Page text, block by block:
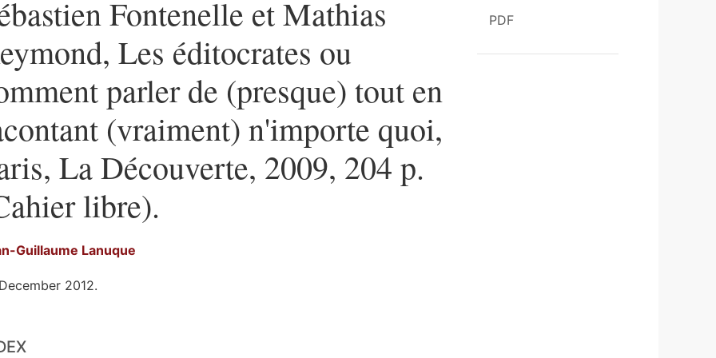
PDF
Fontenelle et Mathias
Les éditocrates ou
parler de (presque) tout en
(vraiment) n'importe quoi,
La Découverte, 2009, 204 p.
libre).
Guillaume Lanuque
2012.